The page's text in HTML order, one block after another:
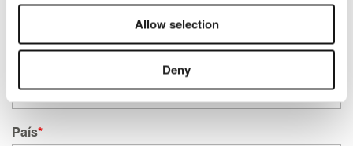
Allow selection
Deny
Enviar una pregunta a un experto
País*